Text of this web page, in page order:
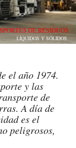
DE RESIDUOS
LÍQUIDOS Y SÓLIDOS
el año 1974.
y las
de
A día de
es el
peligrosos,